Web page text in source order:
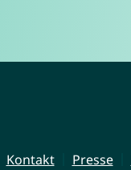
Kontakt Presse